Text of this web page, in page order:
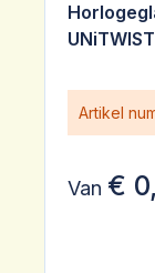
UNiTWIST
Artikel
Van €